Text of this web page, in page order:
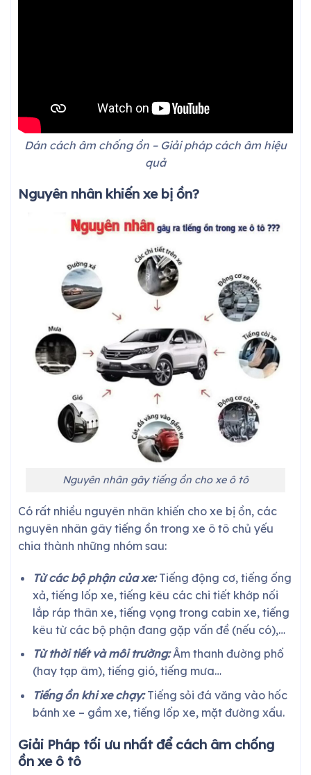
Dán cách âm chống ồn – Giải pháp cách âm hiệu
quả
Nguyên nhân khiến xe bị ồn?
Nguyên nhân gây tiếng ồn cho xe ô tô
Có rất nhiều nguyên nhân khiến cho xe bị ồn, các
nguyên nhân gây tiếng ồn trong xe ô tô chủ yếu
chia thành những nhóm sau:
Từ các bộ phận của xe: Tiếng động cơ, tiếng ống
xả, tiếng lốp xe, tiếng kêu các chi tiết khớp nối
lắp ráp thân xe, tiếng vọng trong cabin xe, tiếng
kêu từ các bộ phận đang gặp vấn đề (nếu có),…
Từ thời tiết và môi trường: Âm thanh đường phố
(hay tạp âm), tiếng gió, tiếng mưa…
Tiếng ồn khi xe chạy: Tiếng sỏi đá văng vào hốc
bánh xe – gầm xe, tiếng lốp xe, mặt đường xấu.
Giải Pháp tối ưu nhất để cách âm chống
ồn xe ô tô